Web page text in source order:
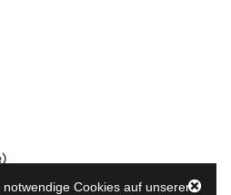
Cookies auf unserer